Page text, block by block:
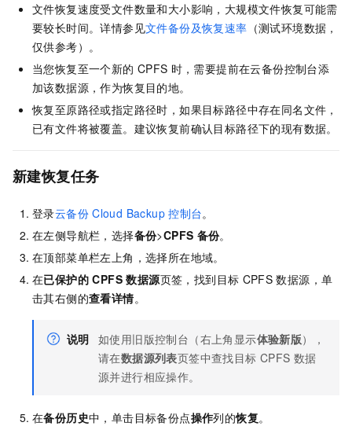
文件恢复速度受文件数量和大小影响，大规模文件恢复可能需
要较长时间。详情参见文件备份及恢复速率 （测试环境数据，
仅供参考）。
当您恢复至一个新的 CPFS 时，需要提前在云备份控制台添
加该数据源，作为恢复目的地。
恢复至原路径或指定路径时，如果目标路径中存在同名文件，
已有文件将被覆盖。建议恢复前确认目标路径下的现有数据。
新建恢复任务
登录云备份 Cloud Backup 控制台。
在左侧导航栏，选择备份>CPFS 备份。
在顶部菜单栏左上角，选择所在地域。
在已保护的 CPFS 数据源页签，找到目标 CPFS 数据源，单
击其右侧的查看详情。
说明 如使用旧版控制台（右上角显示体验新版），
请在数据源列表页签中查找目标 CPFS 数据
源并进行相应操作。
在备份历史中，单击目标备份点操作列的恢复。